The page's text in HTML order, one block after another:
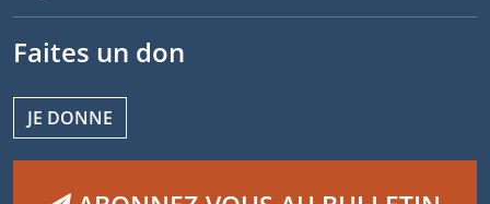
Faites un don
JE DONNE